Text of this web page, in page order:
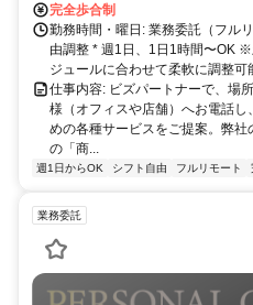
完全歩合制
勤務時間・曜日: 業務委託（フル
由調整 * 週1日、1日1時間〜OK
ジュールに合わせて柔軟に調整
仕事内容: ビズパートナーで、
様（オフィスや店舗）へお電話
めの各種サービスをご提案。弊
の「商...
週1日からOK シフト自由 フルリモート
業務委託